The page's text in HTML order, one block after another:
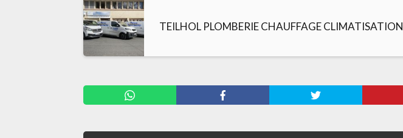
TEILHOL PLOMBERIE CHAUFFAGE CLIMATISATION